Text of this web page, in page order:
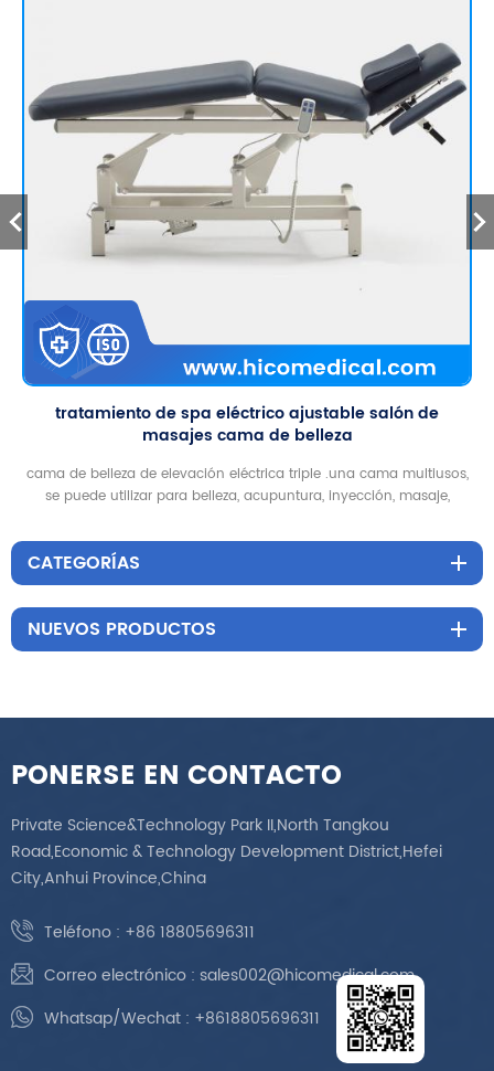
tratamiento de spa eléctrico ajustable salón de
masajes cama de belleza
cama de belleza de elevación eléctrica triple .una cama multiusos,
se puede utilizar para belleza, acupuntura, inyección, masaje,
CATEGORÍAS
NUEVOS PRODUCTOS
PONERSE EN CONTACTO
Private Science&Technology Park II,North Tangkou
Road,Economic & Technology Development District,Hefei
City,Anhui Province,China
Teléfono : +86 18805696311
Correo electrónico : sales002@hicomedical.com
Whatsap/Wechat : +8618805696311